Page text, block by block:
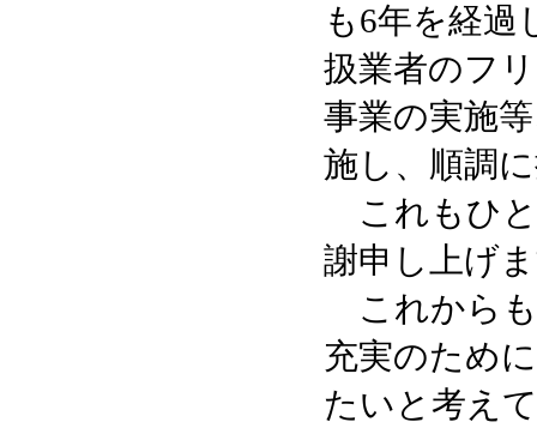
も6年を経過
扱業者のフ
事業の実施
施し、順調
これもひと
謝申し上げ
これからも
充実のため
たいと考え